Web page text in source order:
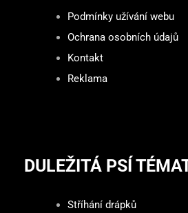
Podmínky užívání webu
Ochrana osobních údajů
Kontakt
Reklama
DULEŽITÁ PSÍ
Stříhání drápků